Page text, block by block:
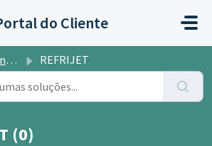
do Cliente
REFRIJET
(0)